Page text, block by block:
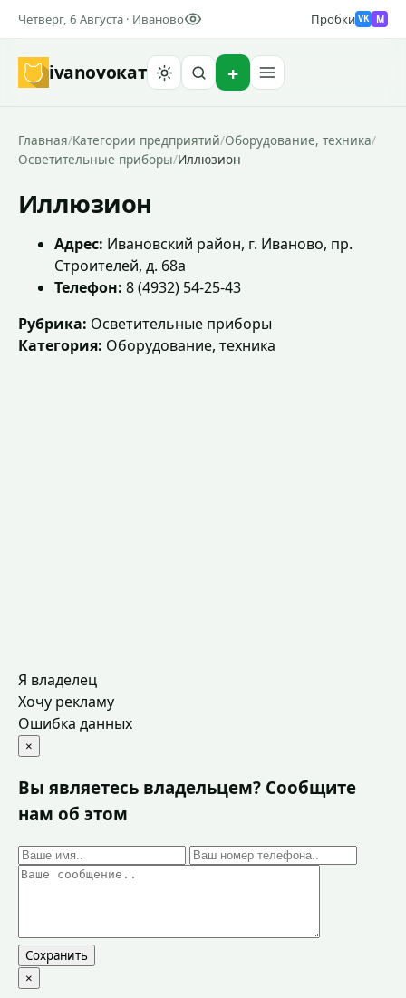
Четверг, 6 Августа · Иваново Пробки VK M
ivanovoкат
Найти
Главная/Категории предприятий/Оборудование, техника/
Осветительные приборы/Иллюзион
Иллюзион
Адрес: Ивановский район, г. Иваново, пр.
Строителей, д. 68а
Телефон: 8 (4932) 54-25-43
Рубрика: Осветительные приборы
Категория: Оборудование, техника
Я владелец
Хочу рекламу
Ошибка данных
×
Вы являетесь владельцем? Сообщите
нам об этом
Сохранить
×